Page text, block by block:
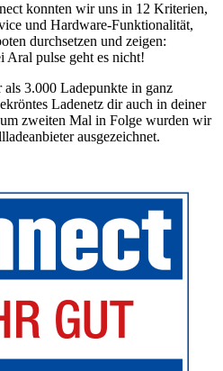
konnten wir uns in 12 Kriterien,
und Hardware-Funktionalität,
durchsetzen und zeigen:
Aral pulse geht es nicht!
als 3.000 Ladepunkte in ganz
Ladenetz dir auch in deiner
zweiten Mal in Folge wurden wir
ausgezeichnet.